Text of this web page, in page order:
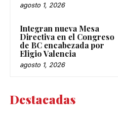
agosto 1, 2026
Integran nueva Mesa
Directiva en el Congreso
de BC encabezada por
Eligio Valencia
agosto 1, 2026
Destacadas